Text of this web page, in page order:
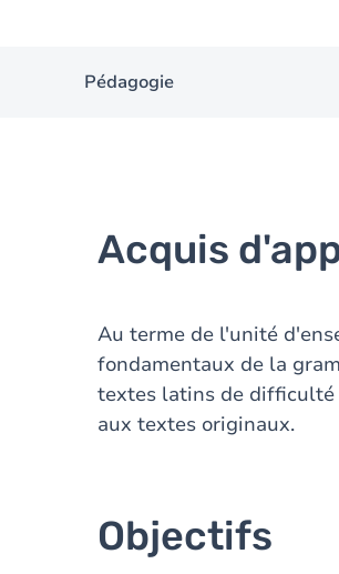
Pédagogie
Acquis
Au terme de l'unité
fondamentaux de la
textes latins de difficulté
aux textes originaux.
Objectifs